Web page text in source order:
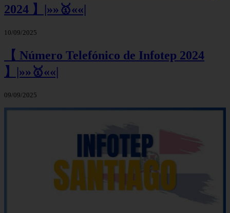
2024 】|»»🥇««|
10/09/2025
【 Número Telefónico de Infotep 2024
】|»»🥇««|
09/09/2025